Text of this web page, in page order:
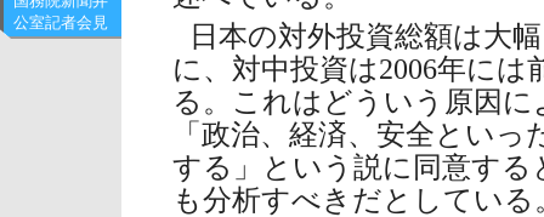
公室記者会見
日本の対外投資総額は大
に、対中投資は2006年に
る。これはどういう原因
「政治、経済、安全とい
する」という説に同意す
も分析すべきだとしている